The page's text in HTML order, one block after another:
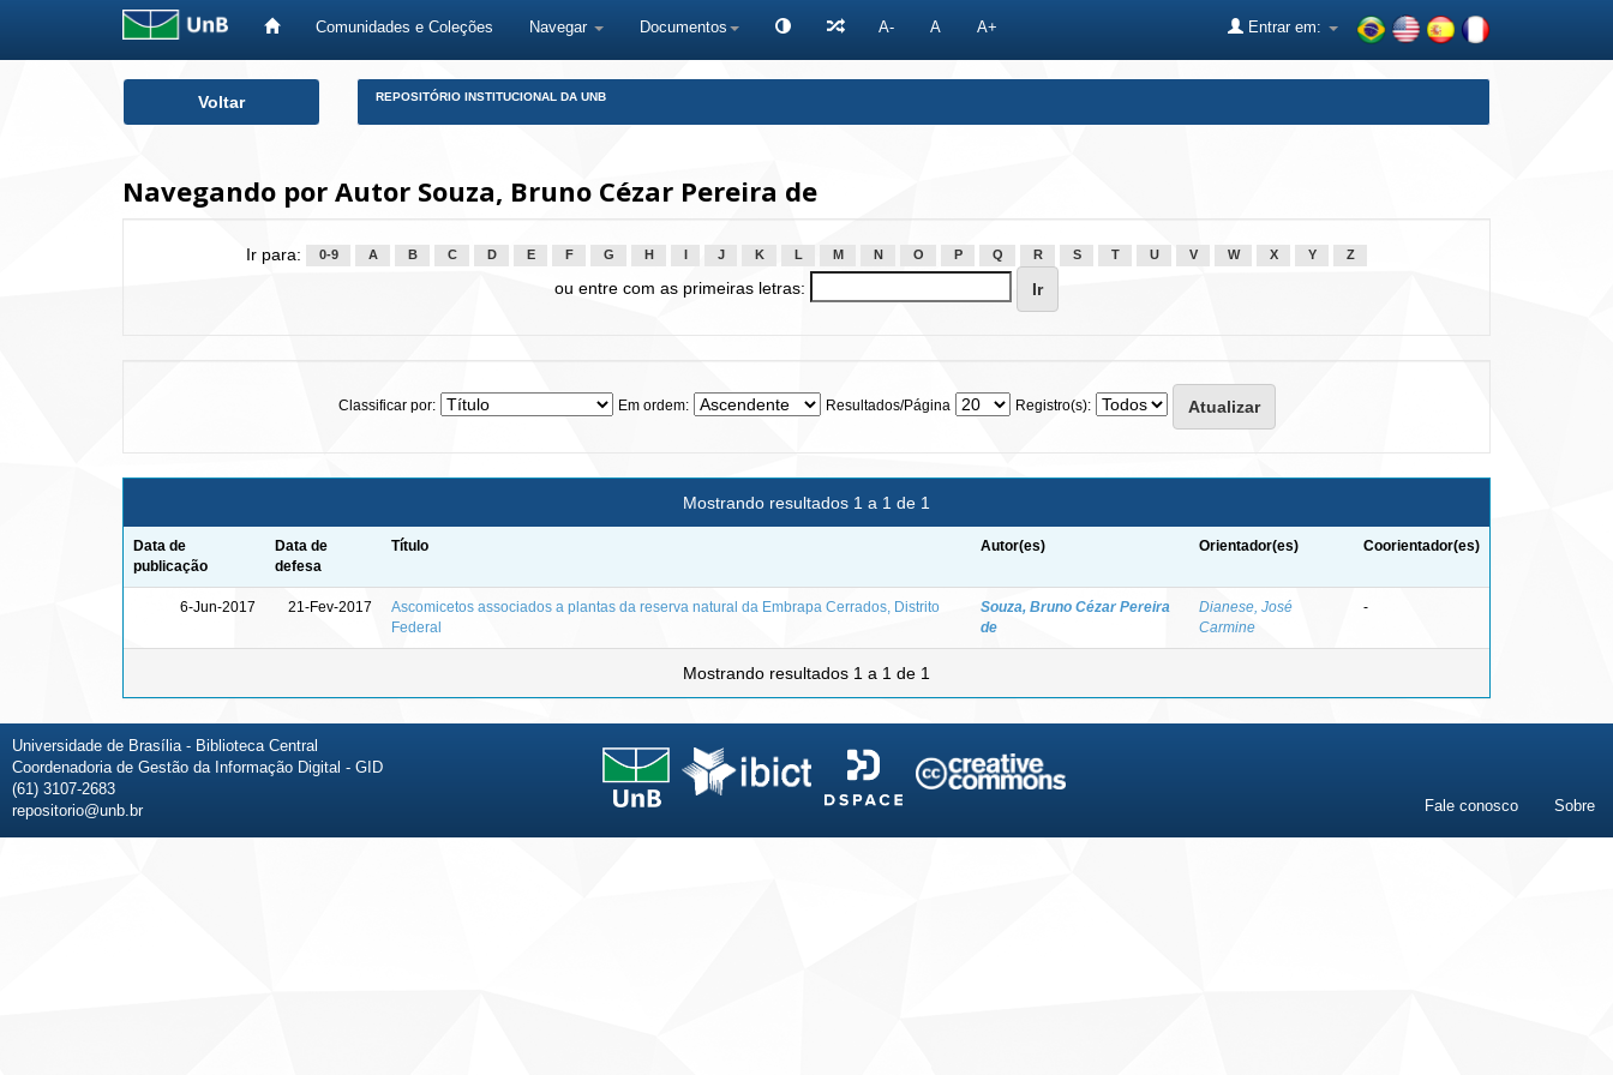
Comunidades e Coleções Navegar Documentos A- A A+ Entrar em:
Voltar REPOSITÓRIO INSTITUCIONAL DA UNB
Navegando por Autor Souza, Bruno Cézar Pereira de
Ir para: 0-9 A B C D E F G H J K L M N O P Q R S T U V W X Y Z
ou entre com as primeiras letras:
Classificar por: Em ordem: Resultados/Página Registro(s):
Mostrando resultados 1 a 1 de 1
Data de
publicação
Data de
defesa
Título Autor(es) Orientador(es) Coorientador(es)
6-Jun-2017 21-Fev-2017
Ascomicetos associados a plantas da reserva natural da Embrapa Cerrados, Distrito
Federal
Souza, Bruno Cézar Pereira
de
Dianese, José
Carmine
-
Mostrando resultados 1 a 1 de 1
Universidade de Brasília - Biblioteca Central
Coordenadoria de Gestão da Informação Digital - GID
(61) 3107-2683
repositorio@unb.br
Fale conosco Sobre